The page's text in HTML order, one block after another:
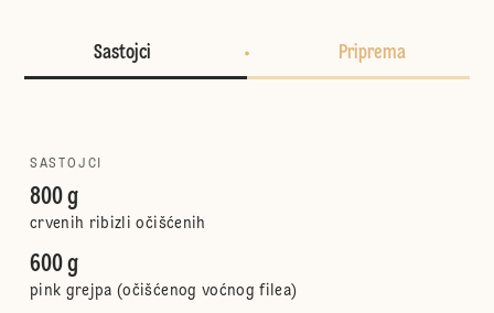
Sastojci Priprema
SASTOJCI
800 g
crvenih ribizli očišćenih
600 g
pink grejpa (očišćenog voćnog filea)